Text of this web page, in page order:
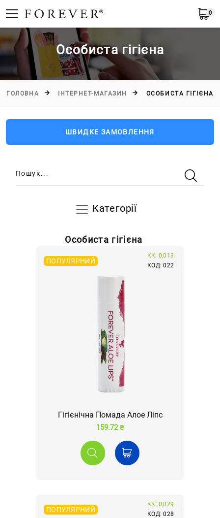
Українська 0
Особиста гігієна
ГОЛОВНА ІНТЕРНЕТ-МАГАЗИН ОСОБИСТА ГІГІЄНА
ШВИДКЕ ЗАМОВЛЕННЯ
Пошук...
Категорії
Особиста гігієна
ПОПУЛЯРНИЙ
Гігієнічна Помада Алое Ліпс
159.72 ₴
КОД: 022
КК: 0,013
ПОПУЛЯРНИЙ
КОД: 028
КК: 0,029